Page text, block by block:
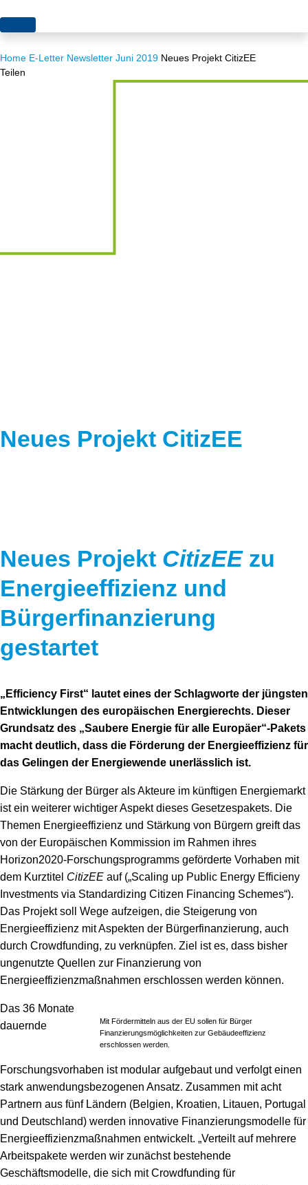
Themen
Akzeptanz
Netze
Projekte
Stiftungsporträt
Schriften zum Umweltenergierecht
Home E-Letter Newsletter Juni 2019 Neues Projekt CitizEE
Teilen
Neues Projekt CitizEE
Neues Projekt CitizEEzu
Energieeffizienz und
Bürgerfinanzierung
gestartet
„Efficiency First“ lautet eines der Schlagworte der jüngsten
Entwicklungen des europäischen Energierechts. Dieser
Grundsatz des „Saubere Energie für alle Europäer“-Pakets
macht deutlich, dass die Förderung der Energieeffizienz für
das Gelingen der Energiewende unerlässlich ist.
Die Stärkung der Bürger als Akteure im künftigen Energiemarkt
ist ein weiterer wichtiger Aspekt dieses Gesetzespakets. Die
Themen Energieeffizienz und Stärkung von Bürgern greift das
von der Europäischen Kommission im Rahmen ihres
Horizon2020-Forschungsprogramms geförderte Vorhaben mit
dem Kurztitel CitizEE auf („Scaling up Public Energy Efficieny
Investments via Standardizing Citizen Financing Schemes“).
Das Projekt soll Wege aufzeigen, die Steigerung von
Energieeffizienz mit Aspekten der Bürgerfinanzierung, auch
durch Crowdfunding, zu verknüpfen. Ziel ist es, dass bisher
ungenutzte Quellen zur Finanzierung von
Energieeffizienzmaßnahmen erschlossen werden können.
Mit Fördermitteln aus der EU sollen für Bürger
Finanzierungsmöglichkeiten zur Gebäudeeffizienz
erschlossen werden.
Das 36 Monate
dauernde
Forschungsvorhaben ist modular aufgebaut und verfolgt einen
stark anwendungsbezogenen Ansatz. Zusammen mit acht
Partnern aus fünf Ländern (Belgien, Kroatien, Litauen, Portugal
und Deutschland) werden innovative Finanzierungsmodelle für
Energieeffizienzmaßnahmen entwickelt. „Verteilt auf mehrere
Arbeitspakete werden wir zunächst bestehende
Geschäftsmodelle, die sich mit Crowdfunding für